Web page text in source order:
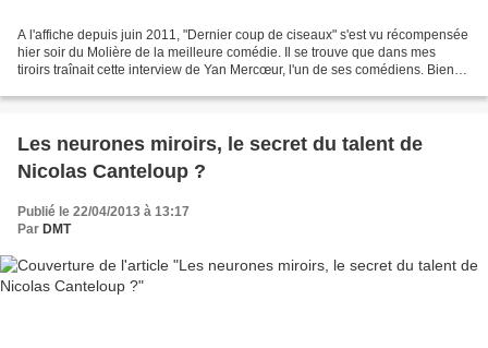
A l'affiche depuis juin 2011, "Dernier coup de ciseaux" s'est vu récompensée
hier soir du Molière de la meilleure comédie. Il se trouve que dans mes
tiroirs traînait cette interview de Yan Mercœur, l'un de ses comédiens. Bien
Les neurones miroirs, le secret du talent de
Nicolas Canteloup ?
Publié le 22/04/2013 à 13:17
Par DMT